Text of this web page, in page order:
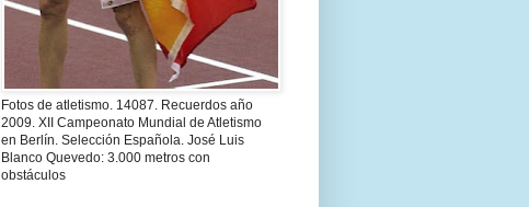
Fotos de atletismo. 14087. Recuerdos año
2009. XII Campeonato Mundial de Atletismo
en Berlín. Selección Española. José Luis
Blanco Quevedo: 3.000 metros con
obstáculos